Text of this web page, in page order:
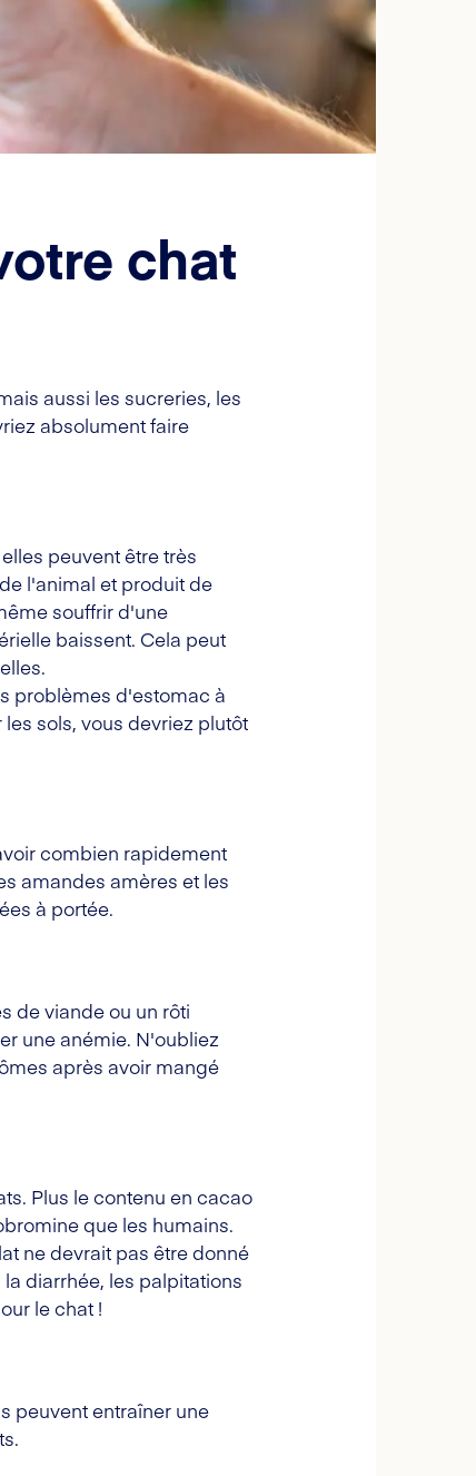
chat
aussi les sucreries, les
absolument faire
peuvent être très
l'animal et produit de
souffrir d'une
baissent. Cela peut
problèmes d'estomac à
sols, vous devriez plutôt
combien rapidement
amandes amères et les
à portée.
de viande ou un rôti
une anémie. N'oubliez
après avoir mangé
Plus le contenu en cacao
que les humains.
ne devrait pas être donné
diarrhée, les palpitations
le chat !
peuvent entraîner une